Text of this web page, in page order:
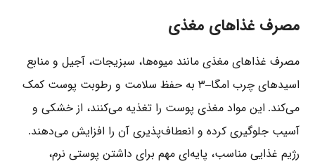
مصرف غذاهای مغذی
مصرف غذاهای مغذی مانند میوه‌ها، سبزیجات، آجیل و منابع
اسیدهای چرب امگا–۳ به حفظ سلامت و رطوبت پوست کمک
می‌کند. این مواد مغذی پوست را تغذیه می‌کنند، از خشکی و
آسیب جلوگیری کرده و انعطاف‌پذیری آن را افزایش می‌دهند.
رژیم غذایی مناسب، پایه‌ای مهم برای داشتن پوستی نرم،